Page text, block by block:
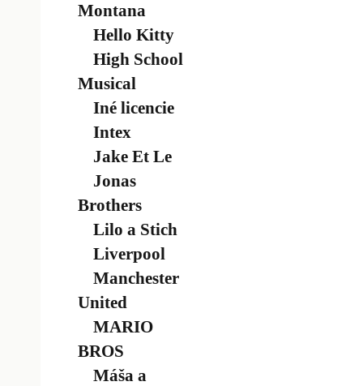
Montana
Hello Kitty
High School
Musical
Iné licencie
Intex
Jake Et Le
Jonas
Brothers
Lilo a Stich
Liverpool
Manchester
United
MARIO
BROS
Máša a